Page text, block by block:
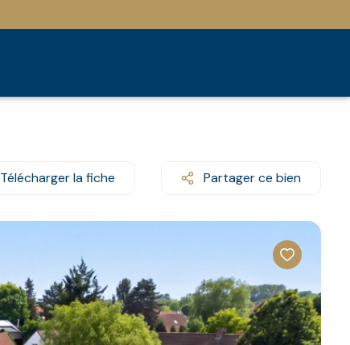
Télécharger la fiche Partager ce bien